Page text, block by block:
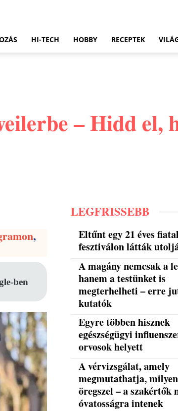
HI-TECH HOBBY RECEPTEK
– Hidd el,
,
ben
LEGFRISSEBB
Eltűnt egy 21 éves
fesztiválon látták
A magány nemcsak a
hanem a testünket is
megterhelheti – erre
kutatók
Egyre többen hisznek
egészségügyi
orvosok helyett
A vérvizsgálat, amely
megmutathatja,
öregszel – a szakértők
óvatosságra intenek